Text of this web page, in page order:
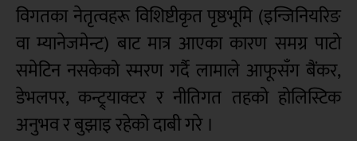
विगतका नेतृत्वहरू विशिष्टीकृत पृष्ठभूमि (इन्जिनियरिङ
वा म्यानेजमेन्ट) बाट मात्र आएका कारण समग्र पाटो
समेटिन नसकेको स्मरण गर्दै लामाले आफूसँग बैंकर,
डेभलपर, कन्ट्र्याक्टर र नीतिगत तहको होलिस्टिक
अनुभव र बुझाइ रहेको दाबी गरे ।